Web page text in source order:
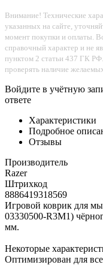
Внимание! Технические
указанных на сайте,
момент покупки и оплаты.
справочный характер и не
пунктом 2 статьи 437 ГК
проверять наличие
Войдите в учётную
ответе
Характеристики
Подробное
Отзывы
Производитель
Razer
Штрихкод
8886419318569
Игровой коврик для
03330500-R3M1)
мм.
Некоторые
Оптимизирован для